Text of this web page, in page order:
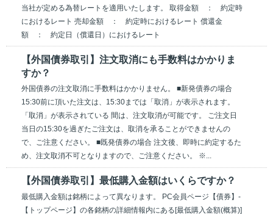
当社が定める為替レートを適用いたします。 取得金額 ： 約定時
におけるレート 売却金額 ： 約定時におけるレート 償還金
額 ： 約定日（償還日）におけるレート
【外国債券取引】注文取消にも手数料はかかりま
すか？
外国債券の注文取消に手数料はかかりません。 ■新発債券の場合
15:30前に頂いた注文は、15:30までは「取消」が表示されます。
「取消」が表示されている 間は、注文取消が可能です。 ご注文日
当日の15:30を過ぎたご注文は、取消を承ることができませんの
で、ご注意ください。 ■既発債券の場合 注文後、即時に約定するた
め、注文取消不可となりますので、ご注意ください。 ※...
【外国債券取引】最低購入金額はいくらですか？
最低購入金額は銘柄によって異なります。 PC会員ページ【債券】-
【トップページ】の各銘柄の詳細情報内にある[最低購入金額(概算)]